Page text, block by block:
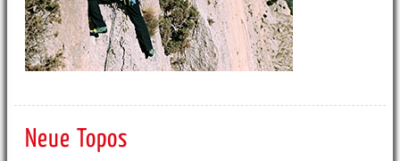
Neue Topos